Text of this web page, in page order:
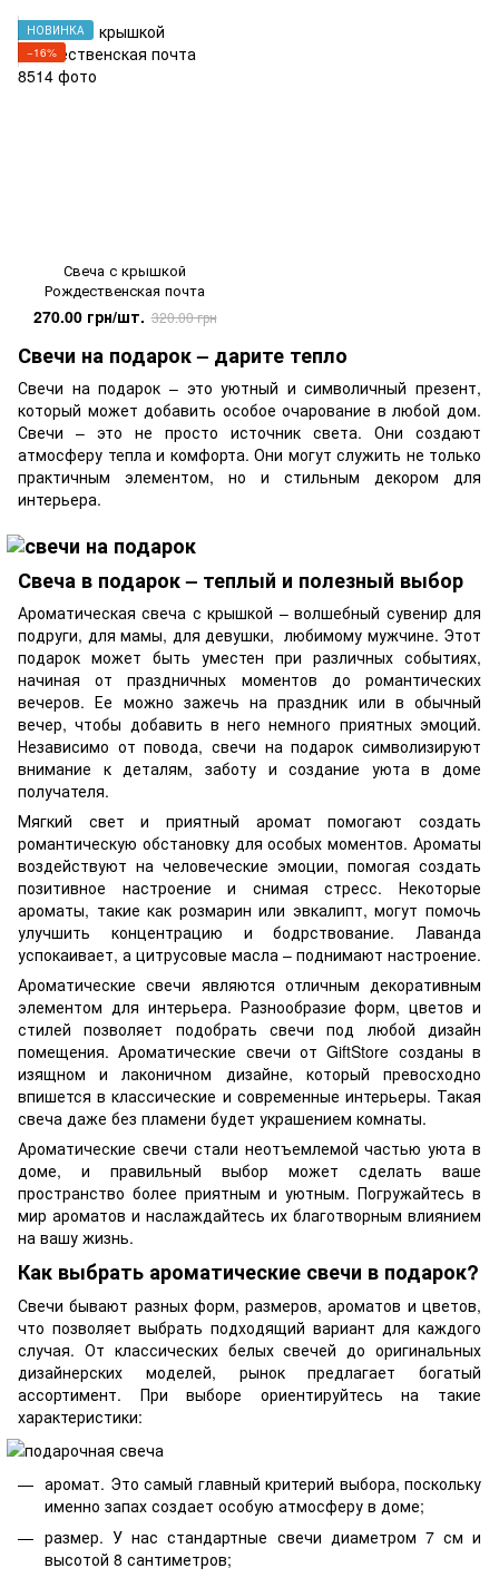
НОВИНКА
−16%
Свеча с крышкой
Рождественская почта
270.00 грн/шт. 320.00 грн
Свечи на подарок – дарите тепло
Свечи на подарок – это уютный и символичный презент,
который может добавить особое очарование в любой дом.
Свечи – это не просто источник света. Они создают
атмосферу тепла и комфорта. Они могут служить не только
практичным элементом, но и стильным декором для
интерьера.
Свеча в подарок – теплый и полезный выбор
Ароматическая свеча с крышкой – волшебный сувенир для
подруги, для мамы, для девушки, любимому мужчине. Этот
подарок может быть уместен при различных событиях,
начиная от праздничных моментов до романтических
вечеров. Ее можно зажечь на праздник или в обычный
вечер, чтобы добавить в него немного приятных эмоций.
Независимо от повода, свечи на подарок символизируют
внимание к деталям, заботу и создание уюта в доме
получателя.
Мягкий свет и приятный аромат помогают создать
романтическую обстановку для особых моментов. Ароматы
воздействуют на человеческие эмоции, помогая создать
позитивное настроение и снимая стресс. Некоторые
ароматы, такие как розмарин или эвкалипт, могут помочь
улучшить концентрацию и бодрствование. Лаванда
успокаивает, а цитрусовые масла – поднимают настроение.
Ароматические свечи являются отличным декоративным
элементом для интерьера. Разнообразие форм, цветов и
стилей позволяет подобрать свечи под любой дизайн
помещения. Ароматические свечи от GiftStore созданы в
изящном и лаконичном дизайне, который превосходно
впишется в классические и современные интерьеры. Такая
свеча даже без пламени будет украшением комнаты.
Ароматические свечи стали неотъемлемой частью уюта в
доме, и правильный выбор может сделать ваше
пространство более приятным и уютным. Погружайтесь в
мир ароматов и наслаждайтесь их благотворным влиянием
на вашу жизнь.
Как выбрать ароматические свечи в подарок?
Свечи бывают разных форм, размеров, ароматов и цветов,
что позволяет выбрать подходящий вариант для каждого
случая. От классических белых свечей до оригинальных
дизайнерских моделей, рынок предлагает богатый
ассортимент. При выборе ориентируйтесь на такие
характеристики:
аромат. Это самый главный критерий выбора, поскольку
именно запах создает особую атмосферу в доме;
размер. У нас стандартные свечи диаметром 7 см и
высотой 8 сантиметров;